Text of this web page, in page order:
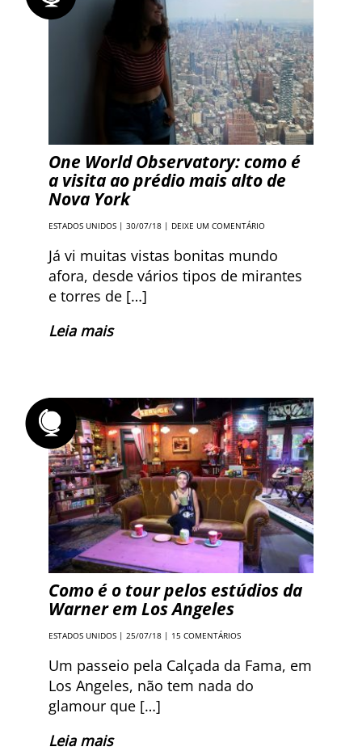
One World Observatory: como é
a visita ao prédio mais alto de
Nova York
ESTADOS UNIDOS | 30/07/18 | DEIXE UM COMENTÁRIO
Já vi muitas vistas bonitas mundo
afora, desde vários tipos de mirantes
e torres de […]
Leia mais
Como é o tour pelos estúdios da
Warner em Los Angeles
ESTADOS UNIDOS | 25/07/18 | 15 COMENTÁRIOS
Um passeio pela Calçada da Fama, em
Los Angeles, não tem nada do
glamour que […]
Leia mais